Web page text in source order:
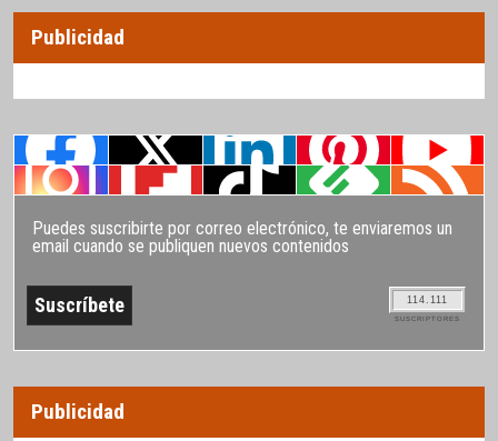
Publicidad
Puedes suscribirte por correo electrónico, te enviaremos un
email cuando se publiquen nuevos contenidos
114.111
SUSCRIPTORES
Publicidad